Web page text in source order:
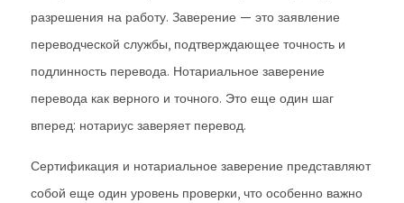
разрешения на работу. Заверение — это заявление
переводческой службы, подтверждающее точность и
подлинность перевода. Нотариальное заверение
перевода как верного и точного. Это еще один шаг
вперед: нотариус заверяет перевод.
Сертификация и нотариальное заверение представляют
собой еще один уровень проверки, что особенно важно